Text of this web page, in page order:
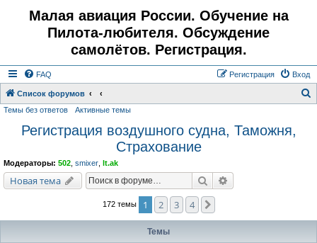
Малая авиация России. Обучение на
Пилота-любителя. Обсуждение
самолётов. Регистрация.
FAQ Вход
Регистрация
Список форумов
Темы без ответов Активные темы
Регистрация воздушного судна, Таможня,
Страхование
Модераторы: 502 smixer lt.ak
Новая тема Поиск
172 темы 1 2 3 4
Темы